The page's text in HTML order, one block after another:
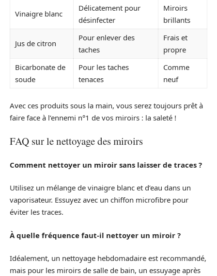
Vinaigre blanc
Délicatement pour
désinfecter
Miroirs
brillants
Jus de citron
Pour enlever des
taches
Frais et
propre
Bicarbonate de
soude
Pour les taches
tenaces
Comme
neuf
Avec ces produits sous la main, vous serez toujours prêt à
faire face à l’ennemi n°1 de vos miroirs : la saleté !
FAQ sur le nettoyage des miroirs
Comment nettoyer un miroir sans laisser de traces ?
Utilisez un mélange de vinaigre blanc et d’eau dans un
vaporisateur. Essuyez avec un chiffon microfibre pour
éviter les traces.
À quelle fréquence faut-il nettoyer un miroir ?
Idéalement, un nettoyage hebdomadaire est recommandé,
mais pour les miroirs de salle de bain, un essuyage après